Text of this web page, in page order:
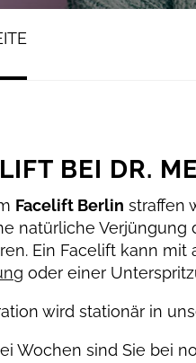
BEI DR.
Facelift Berlin straffen
natürliche
Ein Facelift kann
oder einer
wird stationär in
Wochen sind Sie bei